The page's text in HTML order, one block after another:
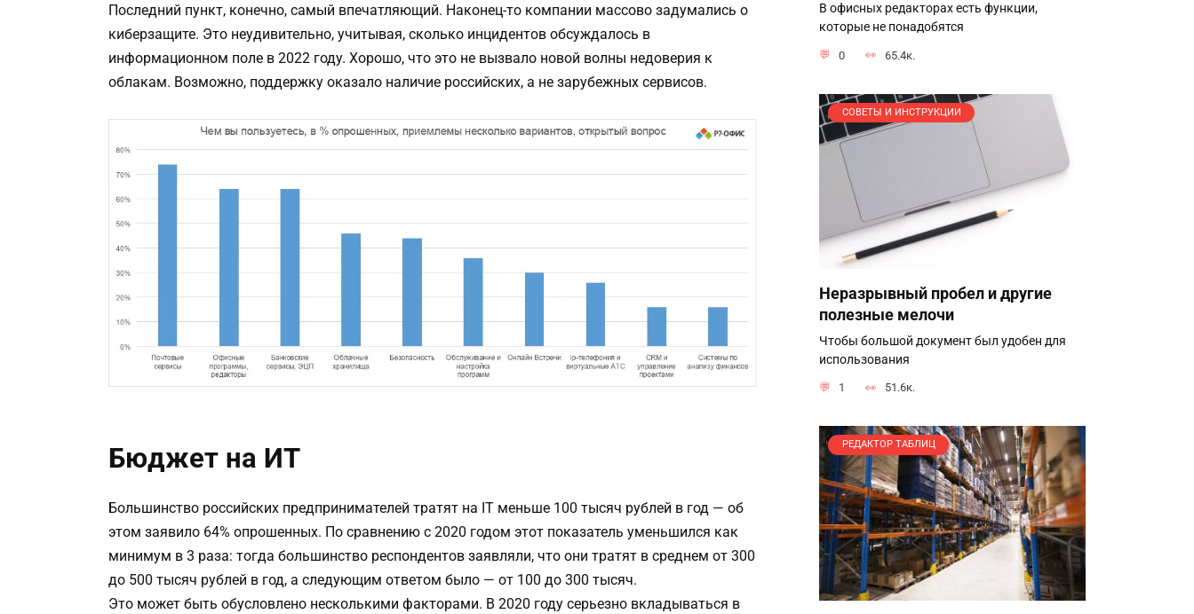
Последний пункт, конечно, самый впечатляющий. Наконец-то компании массово задумались о
киберзащите. Это неудивительно, учитывая, сколько инцидентов обсуждалось в
информационном поле в 2022 году. Хорошо, что это не вызвало новой волны недоверия к
облакам. Возможно, поддержку оказало наличие российских, а не зарубежных сервисов.
Бюджет на ИТ
Большинство российских предпринимателей тратят на IT меньше 100 тысяч рублей в год — об
этом заявило 64% опрошенных. По сравнению с 2020 годом этот показатель уменьшился как
минимум в 3 раза: тогда большинство респондентов заявляли, что они тратят в среднем от 300
до 500 тысяч рублей в год, а следующим ответом было — от 100 до 300 тысяч.
Это может быть обусловлено несколькими факторами. В 2020 году серьезно вкладываться в
В офисных редакторах есть функции,
которые не понадобятся
0 65.4к.
СОВЕТЫ И ИНСТРУКЦИИ
Неразрывный пробел и другие
полезные мелочи
Чтобы большой документ был удобен для
использования
1 51.6к.
РЕДАКТОР ТАБЛИЦ